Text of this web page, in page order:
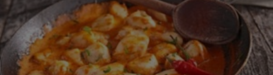
e
ricetta
il